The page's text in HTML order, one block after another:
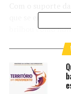
que se
brilhou como
por suas
estivesse
magnitude.
“Maiara,
na indústria da